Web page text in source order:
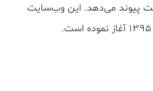
پیوند می‌دهد. این وب‌سایت